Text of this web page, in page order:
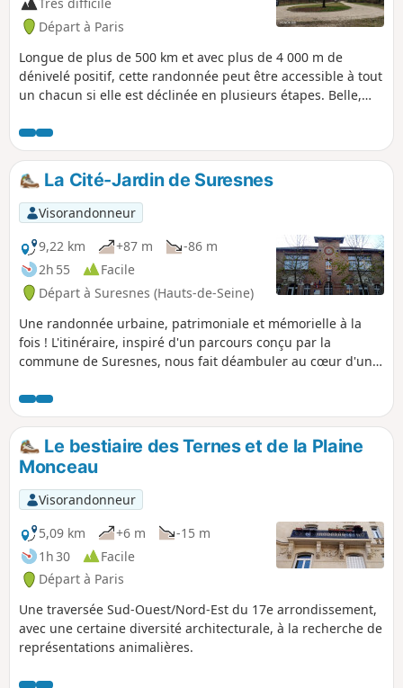
Départ à Paris
Longue de plus de 500 km et avec plus de 4 000 m de
dénivelé positif, cette randonnée peut être accessible à tout
un chacun si elle est déclinée en plusieurs étapes. Belle,
tous ceux qui veulent s'essayer à la randonnée. Les points
d'intérêt sont très nombreux autour de cette randonnée.
Les férus d'histoire et de patrimoine mais aussi de nature y
trouveront leur compte.
La Cité-Jardin de Suresnes
Visorandonneur
9,22 km
+87 m
-86 m
2h 55
Facile
Départ à Suresnes (Hauts-de-Seine)
Une randonnée urbaine, patrimoniale et mémorielle à la
fois ! L'itinéraire, inspiré d'un parcours conçu par la
commune de Suresnes, nous fait déambuler au cœur d'une
construction répondait aux motivations sociales du maire
de l'époque, Henri Sellier. Plusieurs lieux de mémoire
jalonnent également cette randonnée, dont le Fort du Mont
Valérien.Le bestiaire des Ternes et de la Plaine
Monceau
Visorandonneur
5,09 km
+6 m
-15 m
1h 30
Facile
Départ à Paris
Une traversée Sud-Ouest/Nord-Est du 17e arrondissement,
avec une certaine diversité architecturale, à la recherche de
représentations animalières.